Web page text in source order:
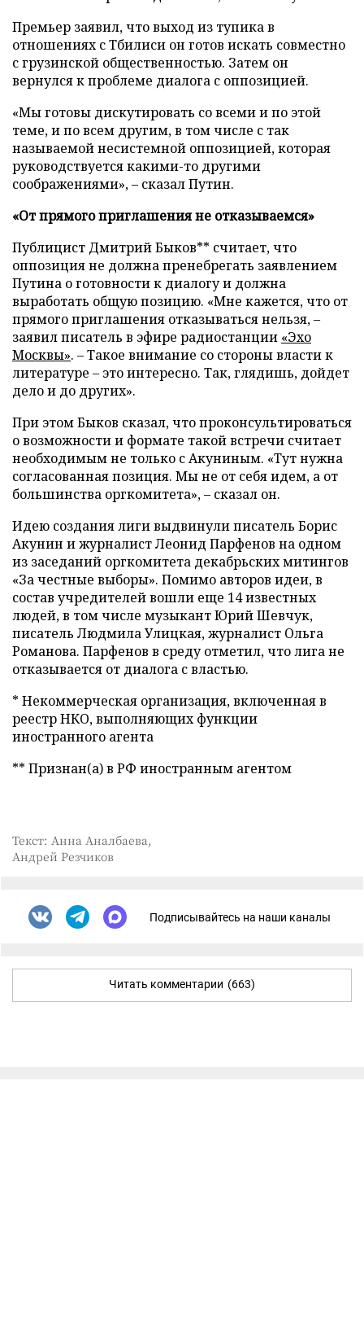
Премьер заявил, что выход из тупика в
отношениях с Тбилиси он готов искать совместно
с грузинской общественностью. Затем он
вернулся к проблеме диалога с оппозицией.
«Мы готовы дискутировать со всеми и по этой
теме, и по всем другим, в том числе с так
называемой несистемной оппозицией, которая
руководствуется какими-то другими
соображениями», – сказал Путин.
«От прямого приглашения не отказываемся»
Публицист Дмитрий Быков** считает, что
оппозиция не должна пренебрегать заявлением
Путина о готовности к диалогу и должна
выработать общую позицию. «Мне кажется, что от
прямого приглашения отказываться нельзя, –
заявил писатель в эфире радиостанции «Эхо
Москвы». – Такое внимание со стороны власти к
литературе – это интересно. Так, глядишь, дойдет
дело и до других».
При этом Быков сказал, что проконсультироваться
о возможности и формате такой встречи считает
необходимым не только с Акуниным. «Тут нужна
согласованная позиция. Мы не от себя идем, а от
большинства оргкомитета», – сказал он.
Идею создания лиги выдвинули писатель Борис
Акунин и журналист Леонид Парфенов на одном
из заседаний оргкомитета декабрьских митингов
«За честные выборы». Помимо авторов идеи, в
состав учредителей вошли еще 14 известных
людей, в том числе музыкант Юрий Шевчук,
писатель Людмила Улицкая, журналист Ольга
Романова. Парфенов в среду отметил, что лига не
отказывается от диалога с властью.
* Некоммерческая организация, включенная в
реестр НКО, выполняющих функции
иностранного агента
** Признан(а) в РФ иностранным агентом
Текст: Анна Аналбаева,
Андрей Резчиков
Подписывайтесь на наши каналы
Читать комментарии (663)